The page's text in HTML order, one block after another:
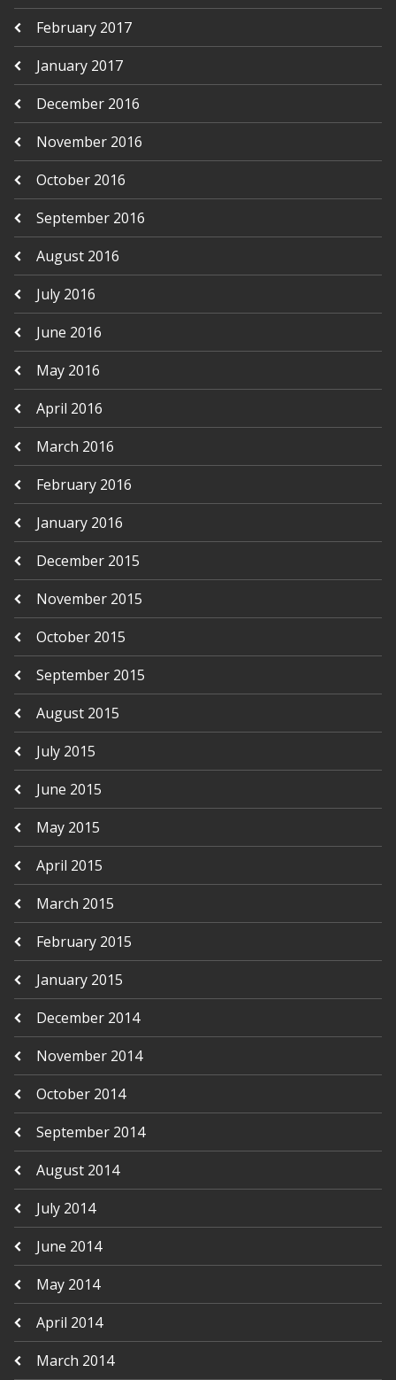
February 2017
January 2017
December 2016
November 2016
October 2016
September 2016
August 2016
July 2016
June 2016
May 2016
April 2016
March 2016
February 2016
January 2016
December 2015
November 2015
October 2015
September 2015
August 2015
July 2015
June 2015
May 2015
April 2015
March 2015
February 2015
January 2015
December 2014
November 2014
October 2014
September 2014
August 2014
July 2014
June 2014
May 2014
April 2014
March 2014